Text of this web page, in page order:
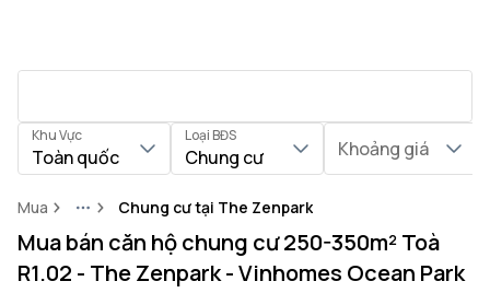
Khu Vực
Toàn quốc
Loại BĐS
Chung cư Khoảng giá
Mua MoreChung cư tại The Zenpark
Mua bán căn hộ chung cư 250-350m² Toà
R1.02 - The Zenpark - Vinhomes Ocean Park